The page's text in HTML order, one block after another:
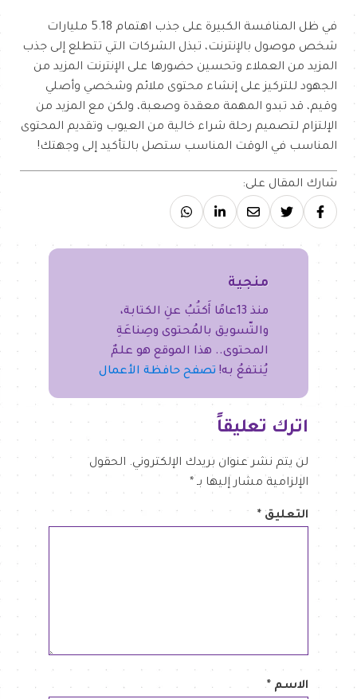
في ظل المنافسة الكبيرة على جذب اهتمام 5.18 مليارات
شخص موصول بالإنترنت، تبذل الشركات التي تتطلع إلى جذب
المزيد من العملاء وتحسين حضورها على الإنترنت المزيد من
الجهود للتركيز على إنشاء محتوى ملائم وشخصي وأصلي
وقيم، قد تبدو المهمة معقدة وصعبة، ولكن مع المزيد من
الإلتزام لتصميم رحلة شراء خالية من العيوب وتقديم المحتوى
المناسب في الوقت المناسب ستصل بالتأكيد إلى وجهتك!
شارك المقال على:
منجية
منذ 13عامًا أَكتُبُ عنِ الكتابة،
والتّسويق بالمُحتوى وصِناعَةِ
المحتوى.. هذا الموقع هو علمٌ
يُنتفعُ به! تصفح حافظة الأعمال
اترك تعليقاً
لن يتم نشر عنوان بريدك الإلكتروني. الحقول
الإلزامية مشار إليها بـ *
التعليق *
الاسم *